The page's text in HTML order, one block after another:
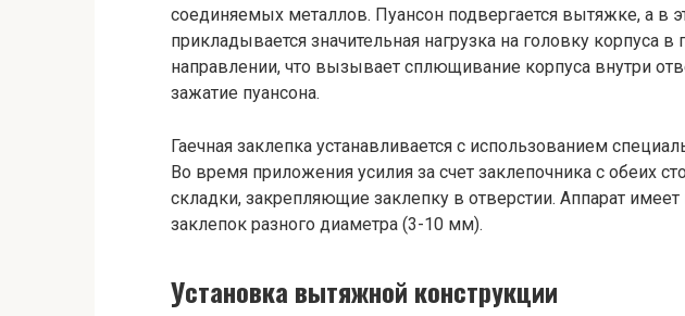
соединяемых металлов. Пуансон подвергается вытяжке, а в
прикладывается значительная нагрузка на головку корпуса
направлении, что вызывает сплющивание корпуса внутри
зажатие пуансона.
Гаечная заклепка устанавливается с использованием
Во время приложения усилия за счет заклепочника с обеих
складки, закрепляющие заклепку в отверстии. Аппарат
заклепок разного диаметра (3-10 мм).
Установка вытяжной конструкции